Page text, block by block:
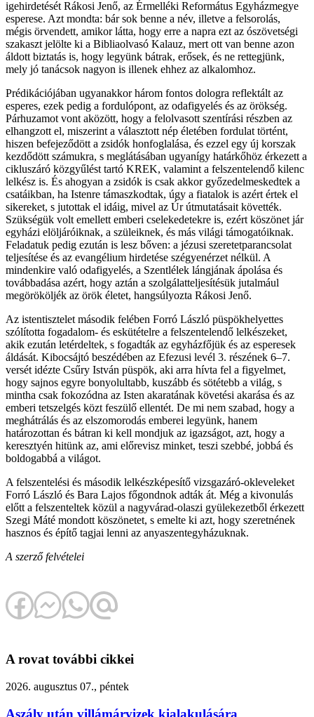
igehirdetését Rákosi Jenő, az Érmelléki Református Egyházmegye
esperese. Azt mondta: bár sok benne a név, illetve a felsorolás,
mégis örvendett, amikor látta, hogy erre a napra ezt az ószövetségi
szakaszt jelölte ki a Bibliaolvasó Kalauz, mert ott van benne azon
áldott biztatás is, hogy legyünk bátrak, erősek, és ne rettegjünk,
mely jó tanácsok nagyon is illenek ehhez az alkalomhoz.
Prédikációjában ugyanakkor három fontos dologra reflektált az
esperes, ezek pedig a fordulópont, az odafigyelés és az örökség.
Párhuzamot vont aközött, hogy a felolvasott szentírási részben az
elhangzott el, miszerint a választott nép életében fordulat történt,
hiszen befejeződött a zsidók honfoglalása, és ezzel egy új korszak
kezdődött számukra, s meglátásában ugyanígy határkőhöz érkezett a
cikluszáró közgyűlést tartó KREK, valamint a felszentelendő kilenc
lelkész is. És ahogyan a zsidók is csak akkor győzedelmeskedtek a
csatáikban, ha Istenre támaszkodtak, úgy a fiatalok is azért értek el
sikereket, s jutottak el idáig, mivel az Úr útmutatásait követték.
Szükségük volt emellett emberi cselekedetekre is, ezért köszönet jár
egyházi elöljáróiknak, a szüleiknek, és más világi támogatóiknak.
Feladatuk pedig ezután is lesz bőven: a jézusi szeretetparancsolat
teljesítése és az evangélium hirdetése szégyenérzet nélkül. A
mindenkire való odafigyelés, a Szentlélek lángjának ápolása és
továbbadása azért, hogy aztán a szolgálatteljesítésük jutalmául
megörököljék az örök életet, hangsúlyozta Rákosi Jenő.
Az istentisztelet második felében Forró László püspökhelyettes
szólította fogadalom- és eskütételre a felszentelendő lelkészeket,
akik ezután letérdeltek, s fogadták az egyházfőjük és az esperesek
áldását. Kibocsájtó beszédében az Efezusi levél 3. részének 6–7.
versét idézte Csűry István püspök, aki arra hívta fel a figyelmet,
hogy sajnos egyre bonyolultabb, kuszább és sötétebb a világ, s
mintha csak fokozódna az Isten akaratának követési akarása és az
emberi tetszelgés közt feszülő ellentét. De mi nem szabad, hogy a
meghátrálás és az elszomorodás emberei legyünk, hanem
határozottan és bátran ki kell mondjuk az igazságot, azt, hogy a
keresztyén hitünk az, ami előrevisz minket, teszi szebbé, jobbá és
boldogabbá a világot.
A felszentelési és második lelkészképesítő vizsgazáró-okleveleket
Forró László és Bara Lajos főgondnok adták át. Még a kivonulás
előtt a felszenteltek közül a nagyvárad-olaszi gyülekezetből érkezett
Szegi Máté mondott köszönetet, s emelte ki azt, hogy szeretnének
hasznos és építő tagjai lenni az anyaszentegyházuknak.
A szerző felvételei
A rovat további cikkei
2026. augusztus 07., péntek
Aszály után villámárvizek kialakulására